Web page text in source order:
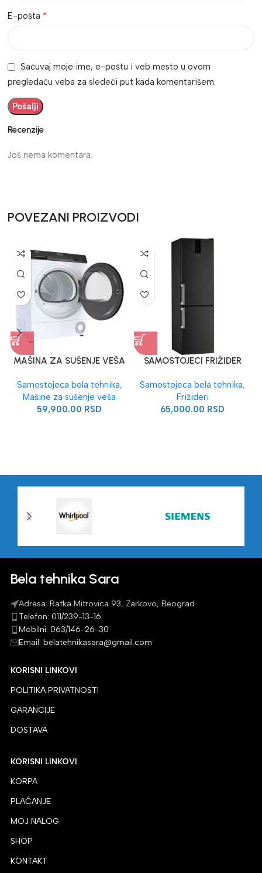
Recenzije
Još nema komentara.
E-pošta *
Sačuvaj moje ime, e-poštu i veb mesto u ovom
pregledaču veba za sledeći put kada komentarišem.
POVEZANI PROIZVODI
MAŠINA ZA SUŠENJE VEŠA
Samostojeca bela tehnika,
Mašine za sušenje veša
59,900.00 RSD
SAMOSTOJECI FRIŽIDER
Samostojeca bela tehnika,
Frižideri
65,000.00 RSD
Bela tehnika Sara
Adresa: Ratka Mitrovica 93, Zarkovo, Beograd
Telefon: 011/239-13-16
Mobilni: 063/146-26-30
Email: belatehnikasara@gmail.com
KORISNI LINKOVI
POLITIKA PRIVATNOSTI
GARANCIJE
DOSTAVA
KORISNI LINKOVI
KORPA
PLAĆANJE
MOJ NALOG
SHOP
KONTAKT